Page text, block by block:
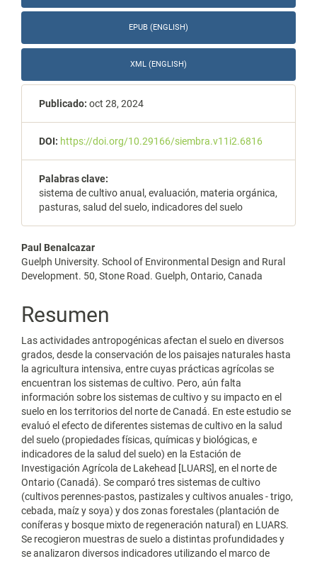
EPUB (ENGLISH)
XML (ENGLISH)
Publicado: oct 28, 2024
DOI: https://doi.org/10.29166/siembra.v11i2.6816
Palabras clave:
sistema de cultivo anual, evaluación, materia orgánica,
pasturas, salud del suelo, indicadores del suelo
Contenido
principal
artículo
Paul Benalcazar
Guelph University. School of Environmental Design and Rural
Development. 50, Stone Road. Guelph, Ontario, Canada
Resumen
Las actividades antropogénicas afectan el suelo en diversos
grados, desde la conservación de los paisajes naturales hasta
la agricultura intensiva, entre cuyas prácticas agrícolas se
encuentran los sistemas de cultivo. Pero, aún falta
información sobre los sistemas de cultivo y su impacto en el
suelo en los territorios del norte de Canadá. En este estudio se
evaluó el efecto de diferentes sistemas de cultivo en la salud
del suelo (propiedades físicas, químicas y biológicas, e
indicadores de la salud del suelo) en la Estación de
Investigación Agrícola de Lakehead [LUARS], en el norte de
Ontario (Canadá). Se comparó tres sistemas de cultivo
(cultivos perennes-pastos, pastizales y cultivos anuales - trigo,
cebada, maíz y soya) y dos zonas forestales (plantación de
coníferas y bosque mixto de regeneración natural) en LUARS.
Se recogieron muestras de suelo a distintas profundidades y
se analizaron diversos indicadores utilizando el marco de